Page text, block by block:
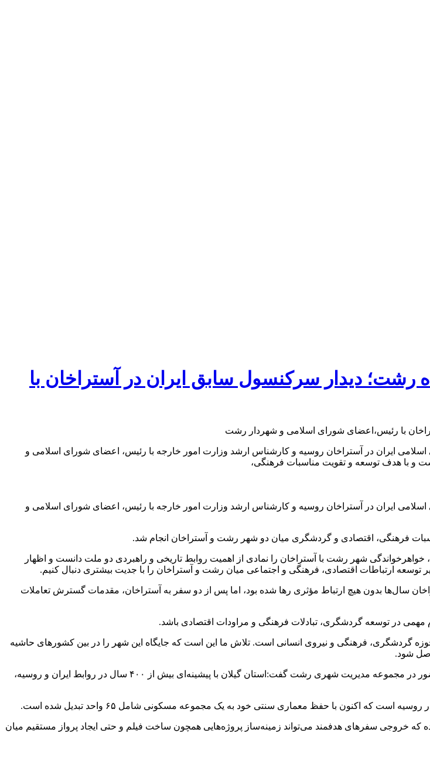
رشت؛ دیدار سرکنسول سابق ایران در آستراخان با
ایران در آستراخان روسیه و کارشناس ارشد وزارت امور خارجه با رئیس، اعضای شورای اسلامی و
و با هدف توسعه و تقویت مناسبات فرهنگی،
ایران در آستراخان روسیه و کارشناس ارشد وزارت امور خارجه با رئیس، اعضای شورای اسلامی و
فرهنگی، اقتصادی و گردشگری میان دو شهر رشت و آستراخان انجام شد.
شهر رشت با آستراخان را نمادی از اهمیت روابط تاریخی و راهبردی دو ملت دانست و اظهار
توسعه ارتباطات اقتصادی، فرهنگی و اجتماعی میان رشت و آستراخان را با جدیت بیشتری دنبال کنیم.
سال‌ها بدون هیچ ارتباط مؤثری رها شده بود، اما پس از دو سفر به آستراخان، مقدمات گسترش تعاملات
مهمی در توسعه گردشگری، تبادلات فرهنگی و مراودات اقتصادی باشد.
گردشگری، فرهنگی و نیروی انسانی است. تلاش ما این است که جایگاه این شهر را در بین کشورهای حاشیه
شود.
در ادامه این دیدار، دکتر آکوچکیان،سرکنسول سابق ایران در آستراخان، با ابراز خرسندی از حضور در مجموعه مدیریت شهری رشت گفت:استان گیلان با پیشینه‌ای بیش از ۴۰۰ سال در روابط ایران و روسیه،
که اکنون با حفظ معماری سنتی خود به یک مجموعه مسکونی شامل ۶۵ واحد تبدیل شده است.
خروجی سفرهای هدفمند می‌تواند زمینه‌ساز پروژه‌هایی همچون ساخت فیلم و حتی ایجاد پرواز مستقیم میان